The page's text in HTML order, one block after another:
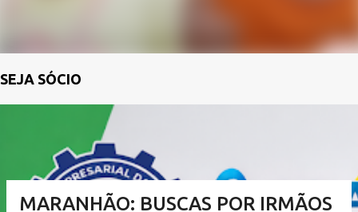
SEJA SÓCIO
MARANHÃO: BUSCAS POR IRMÃOS